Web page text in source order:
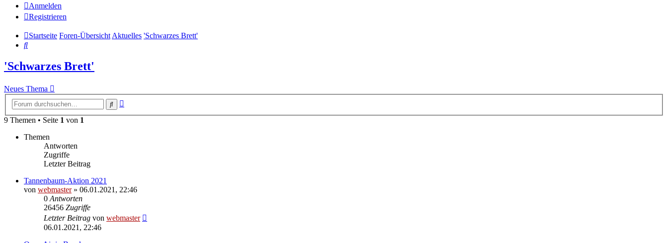
Anmelden
Registrieren
Startseite Foren-ÜbersichtAktuelles 'Schwarzes Brett'
Suche
'Schwarzes Brett'
Neues Thema
Suche
9 Themen • Seite 1 von 1
Themen
Antworten
Zugriffe
Letzter Beitrag
Tannenbaum-Aktion 2021
von webmaster» 06.01.2021, 22:46
0 Antworten
26456 Zugriffe
Letzter Beitrag von webmaster
06.01.2021, 22:46